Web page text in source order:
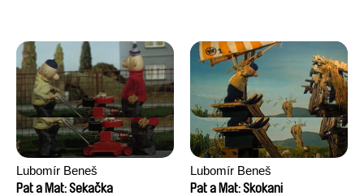
Lubomír Beneš
Pat a Mat: Sekačka
Lubomír Beneš
Pat a Mat: Skokani